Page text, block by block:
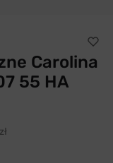
Carolina
55 HA